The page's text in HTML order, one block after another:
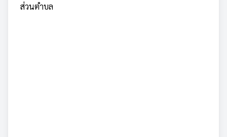
ส่วนตำบล